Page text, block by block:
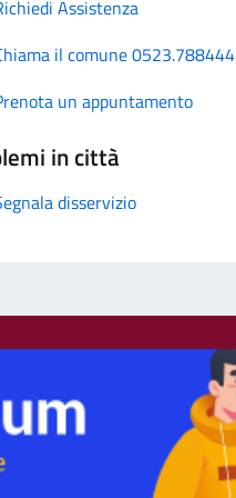
Assistenza
il comune 0523.788444
un appuntamento
in città
disservizio